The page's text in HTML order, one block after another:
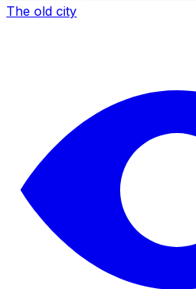
The old city